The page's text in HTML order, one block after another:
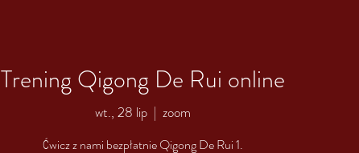
Trening Qigong De Rui online
wt., 28 lip
  |
zoom
Ćwicz z nami bezpłatnie Qigong De Rui 1.